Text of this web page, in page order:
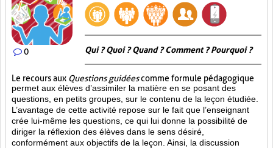
0 Qui ? Quoi ? Quand ? Comment ? Pourquoi ?
Le recours aux Questions guidéescomme formule pédagogique
permet aux élèves d’assimiler la matière en se posant des
questions, en petits groupes, sur le contenu de la leçon étudiée.
L’avantage de cette activité repose sur le fait que l’enseignant
crée lui-même les questions, ce qui lui donne la possibilité de
diriger la réflexion des élèves dans le sens désiré,
conformément aux objectifs de la leçon. Ainsi, la discussion